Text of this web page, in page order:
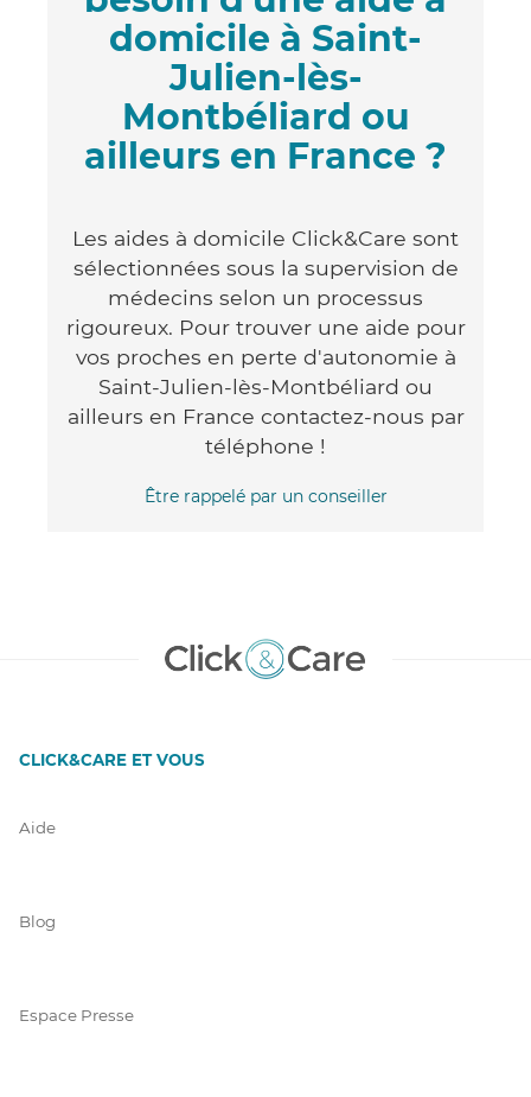
domicile à Saint-
Julien-lès-
Montbéliard ou
ailleurs en France ?
Les aides à domicile Click&Care sont
sélectionnées sous la supervision de
médecins selon un processus
rigoureux. Pour trouver une aide pour
vos proches en perte d'autonomie à
Saint-Julien-lès-Montbéliard ou
ailleurs en France contactez-nous par
téléphone !
Être rappelé par un conseiller
CLICK&CARE ET VOUS
Aide
Blog
Espace Presse